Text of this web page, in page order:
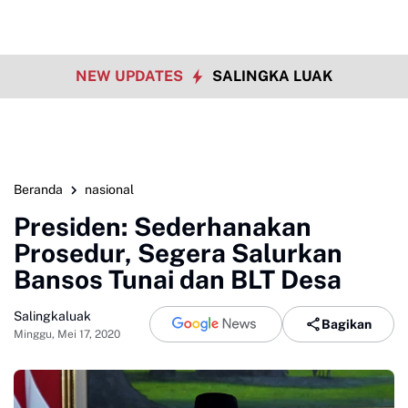
NEW UPDATES SALINGKA LUAK
Beranda nasional
Presiden: Sederhanakan
Prosedur, Segera Salurkan
Bansos Tunai dan BLT Desa
Salingkaluak
Minggu, Mei 17, 2020
Bagikan